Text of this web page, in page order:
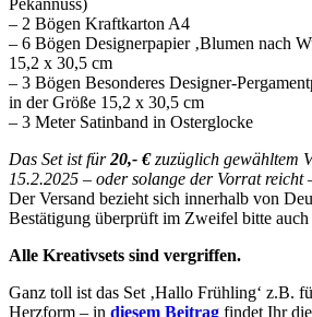
– 2 Bögen Kraftkarton A4
– 6 Bögen Designerpapier ‚Blumen nach
15,2 x 30,5 cm
– 3 Bögen Besonderes Designer-
in der Größe 15,2 x 30,5 cm
– 3 Meter Satinband in Osterglocke
Das Set ist für20,- €zuzüglich gewähltem
15.2.2025 – oder solange der Vorrat reicht
Der Versand bezieht sich innerhalb von
Bestätigung überprüft im Zweifel bitte auch
Alle Kreativsets sind vergriffen.
Ganz toll ist das Set ‚Hallo Frühling‘ z.B.
Herzform – in diesem Beitrag findet Ihr